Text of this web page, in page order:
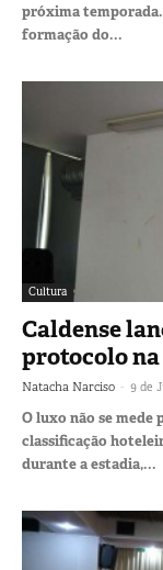
próxima
formação do...
Cultura
Caldense
protocolo
Natacha Narciso - 9 de
O luxo não se mede
classificação
durante a estadia,...